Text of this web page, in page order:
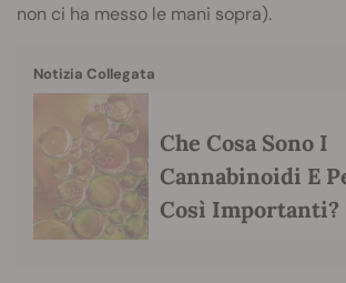
non ci ha messo le mani sopra).
Notizia Collegata
Che Cosa Sono I
Cannabinoidi E
Così Importanti?